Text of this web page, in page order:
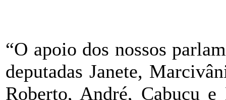
“O apoio dos nossos
deputadas Janete,
Roberto, André, Cabuçu e